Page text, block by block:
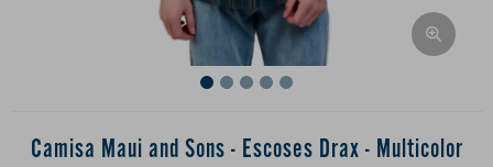
Camisa Maui and Sons - Escoses Drax - Multicolor